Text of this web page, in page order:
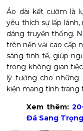
Áo dài kết cườm là
yêu thích sự lấp
dáng truyền thống.
trên nền vải cao cấp
sáng tinh tế, giúp
trong không gian
lý tưởng cho những
kiện mang tính trang
Xem thêm:
Đá Sang